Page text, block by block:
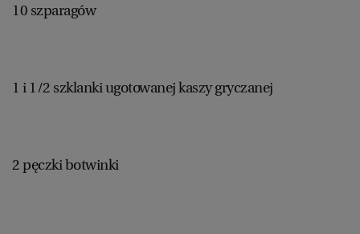
10 szparagów
1 i 1/2 szklanki ugotowanej kaszy gryczanej
2 pęczki botwinki